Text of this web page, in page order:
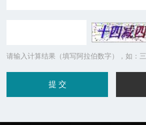
请输入计算结果（填写阿拉伯数字），如：